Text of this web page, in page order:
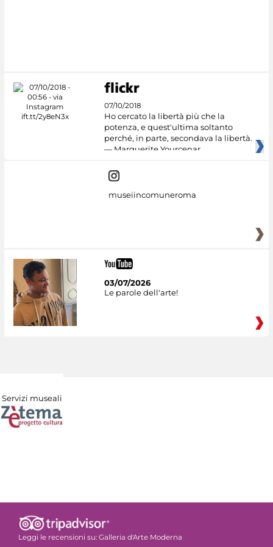
07/10/2018
Ho cercato la libertà più che la
potenza, e quest'ultima soltanto
perché, in parte, secondava la libertà.
— Marguerite Yourcenar
museiincomuneroma
03/07/2026
Le parole dell'arte!
Servizi museali
Leggi le recensioni su: Galleria d'Arte Moderna